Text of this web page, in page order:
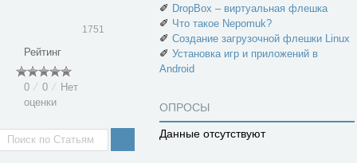
1751
Рейтинг
0 ⁄ 0 ⁄ Нет
оценки
✐ DropBox – виртуальная флешка
✐ Что такое Nepomuk?
✐ Создание загрузочной флешки Linux
✐ Установка игр и приложений в
Android
ОПРОСЫ
Данные отсутствуют